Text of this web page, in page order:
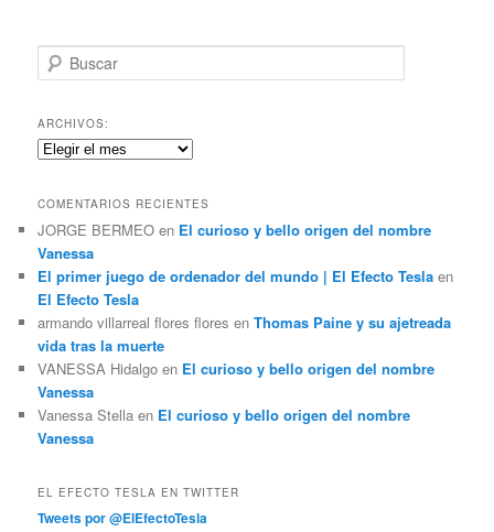
u
c
a
r
ARCHIVOS:
Archivos:
COMENTARIOS RECIENTES
JORGE BERMEO en El curioso y bello origen del nombre
Vanessa
El primer juego de ordenador del mundo | El Efecto Tesla en
El Efecto Tesla
armando villarreal flores flores enThomas Paine y su ajetreada
vida tras la muerte
VANESSA Hidalgo en El curioso y bello origen del nombre
Vanessa
Vanessa Stella en El curioso y bello origen del nombre
Vanessa
EL EFECTO TESLA EN TWITTER
Tweets por @ElEfectoTesla